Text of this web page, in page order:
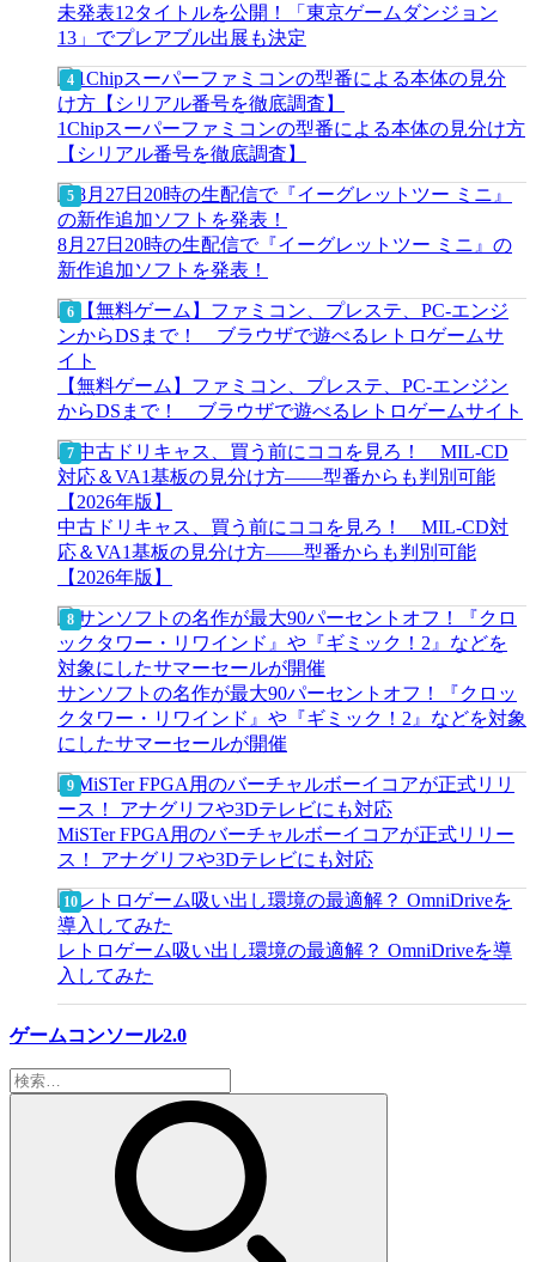
未発表12タイトルを公開！「東京ゲームダンジョン
13」でプレアブル出展も決定
1Chipスーパーファミコンの型番による本体の見分け方
【シリアル番号を徹底調査】
8月27日20時の生配信で『イーグレットツー ミニ』の
新作追加ソフトを発表！
【無料ゲーム】ファミコン、プレステ、PC-エンジン
からDSまで！ ブラウザで遊べるレトロゲームサイト
中古ドリキャス、買う前にココを見ろ！ MIL-CD対
応＆VA1基板の見分け方——型番からも判別可能
【2026年版】
サンソフトの名作が最大90パーセントオフ！『クロッ
クタワー・リワインド』や『ギミック！2』などを対象
にしたサマーセールが開催
MiSTer FPGA用のバーチャルボーイコアが正式リリー
ス！ アナグリフや3Dテレビにも対応
レトロゲーム吸い出し環境の最適解？ OmniDriveを導
入してみた
ゲームコンソール2.0
検
索: